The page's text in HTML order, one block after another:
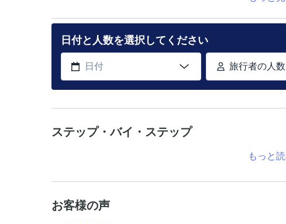
日付と人数を選択してください
旅行者の人数
ステップ・バイ・ステップ
もっと
お客様の声